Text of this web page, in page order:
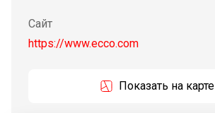
Сайт
https://www.ecco.com
Показать на карте